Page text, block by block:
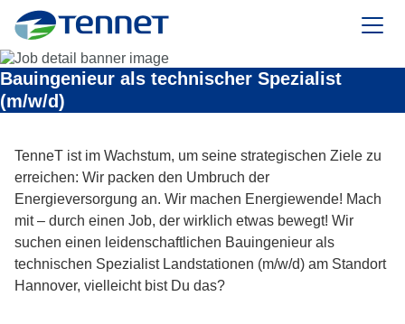
TenneT
Bauingenieur als technischer Spezialist
(m/w/d)
TenneT ist im Wachstum, um seine strategischen Ziele zu
erreichen: Wir packen den Umbruch der
Energieversorgung an. Wir machen Energiewende! Mach
mit – durch einen Job, der wirklich etwas bewegt! Wir
suchen einen leidenschaftlichen Bauingenieur als
technischen Spezialist Landstationen (m/w/d) am Standort
Hannover, vielleicht bist Du das?